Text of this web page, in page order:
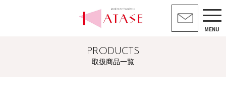
MENU
PRODUCTS
取扱商品一覧